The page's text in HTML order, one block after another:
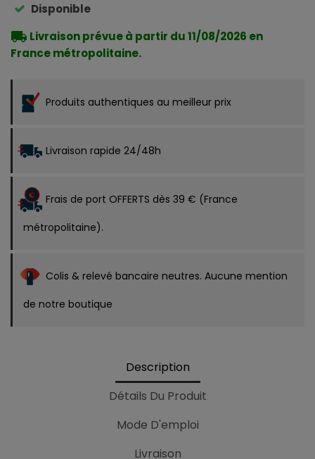
Disponible
local_shipping Livraison prévue à partir du 11/08/2026 en
France métropolitaine.
Produits authentiques au meilleur prix
Livraison rapide 24/48h
Frais de port OFFERTS dès 39 € (France
métropolitaine).
Colis & relevé bancaire neutres. Aucune mention
de notre boutique
Description
Détails Du Produit
Mode D'emploi
Livraison